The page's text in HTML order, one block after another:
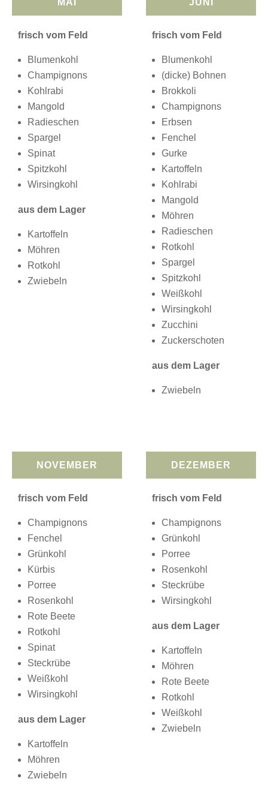
frisch vom Feld
Blumenkohl
Champignons
Kohlrabi
Mangold
Radieschen
Spargel
Spinat
Spitzkohl
Wirsingkohl
aus dem Lager
Kartoffeln
Möhren
Rotkohl
Zwiebeln
frisch vom Feld
Blumenkohl
(dicke) Bohnen
Brokkoli
Champignons
Erbsen
Fenchel
Gurke
Kartoffeln
Kohlrabi
Mangold
Möhren
Radieschen
Rotkohl
Spargel
Spitzkohl
Weißkohl
Wirsingkohl
Zucchini
Zuckerschoten
aus dem Lager
Zwiebeln
NOVEMBER
frisch vom Feld
Champignons
Fenchel
Grünkohl
Kürbis
Porree
Rosenkohl
Rote Beete
Rotkohl
Spinat
Steckrübe
Weißkohl
Wirsingkohl
aus dem Lager
Kartoffeln
Möhren
Zwiebeln
DEZEMBER
frisch vom Feld
Champignons
Grünkohl
Porree
Rosenkohl
Steckrübe
Wirsingkohl
aus dem Lager
Kartoffeln
Möhren
Rote Beete
Rotkohl
Weißkohl
Zwiebeln